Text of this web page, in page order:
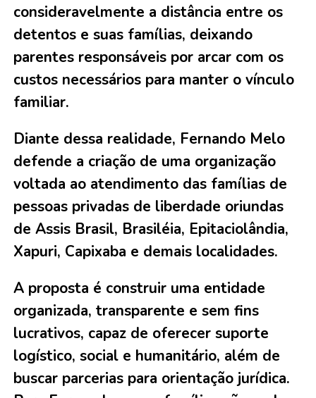
consideravelmente a distância entre os
detentos e suas famílias, deixando
parentes responsáveis por arcar com os
custos necessários para manter o vínculo
familiar.
Diante dessa realidade, Fernando Melo
defende a criação de uma organização
voltada ao atendimento das famílias de
pessoas privadas de liberdade oriundas
de Assis Brasil, Brasiléia, Epitaciolândia,
Xapuri, Capixaba e demais localidades.
A proposta é construir uma entidade
organizada, transparente e sem fins
lucrativos, capaz de oferecer suporte
logístico, social e humanitário, além de
buscar parcerias para orientação jurídica.